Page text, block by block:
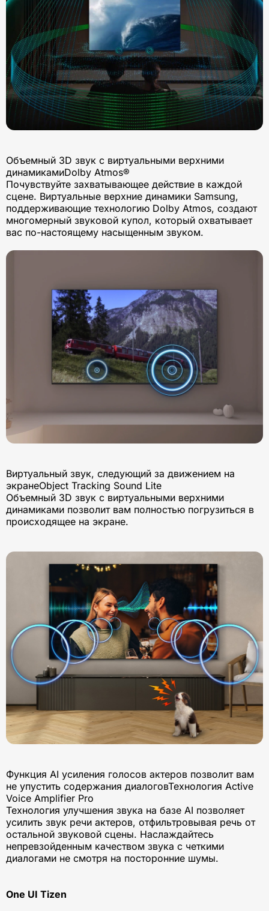
Объемный 3D звук с виртуальными верхними
динамикамиDolby Atmos®
Почувствуйте захватывающее действие в каждой
сцене. Виртуальные верхние динамики Samsung,
поддерживающие технологию Dolby Atmos, создают
многомерный звуковой купол, который охватывает
вас по-настоящему насыщенным звуком.
Виртуальный звук, следующий за движением на
экранеObject Tracking Sound Lite
Объемный 3D звук с виртуальными верхними
динамиками позволит вам полностью погрузиться в
происходящее на экране.
Функция AI усиления голосов актеров позволит вам
не упустить содержания диалоговТехнология Active
Voice Amplifier Pro
Технология улучшения звука на базе AI позволяет
усилить звук речи актеров, отфильтровывая речь от
остальной звуковой сцены. Наслаждайтесь
непревзойденным качеством звука с четкими
диалогами не смотря на посторонние шумы.
One UI Tizen